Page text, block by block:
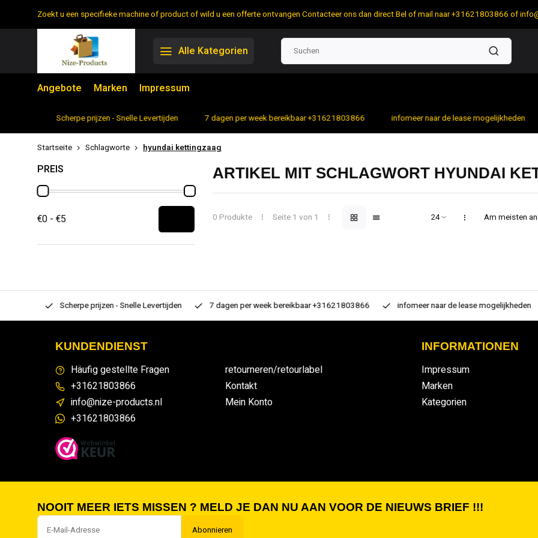
Zoekt u een specifieke machine of product of wild u een offerte ontvangen Contacteer ons dan direct Bel of mail naar +31621803866 of
Alle Kategorien
Angebote Marken Impressum
Scherpe prijzen - Snelle Levertijden 7 dagen per week bereikbaar +31621803866 infomeer naar de lease mogelijkheden
Startseite Schlagworte hyundai kettingzaag
PREIS
€0 - €5
ARTIKEL MIT SCHLAGWORT HYUNDAI
0 Produkte Seite 1 von 1 Am meisten
Scherpe prijzen - Snelle Levertijden 7 dagen per week bereikbaar +31621803866 infomeer naar de lease mogelijkheden
KUNDENDIENST
Häufig gestellte Fragen
+31621803866
info@nize-products.nl
+31621803866
retourneren/retourlabel
Kontakt
Mein Konto
INFORMATIONEN
Impressum
Marken
Kategorien
NOOIT MEER IETS MISSEN ? MELD JE DAN NU AAN VOOR DE NIEUWS BRIEF !!!
Abonnieren